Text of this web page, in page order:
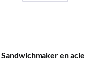
Sandwichmaker en